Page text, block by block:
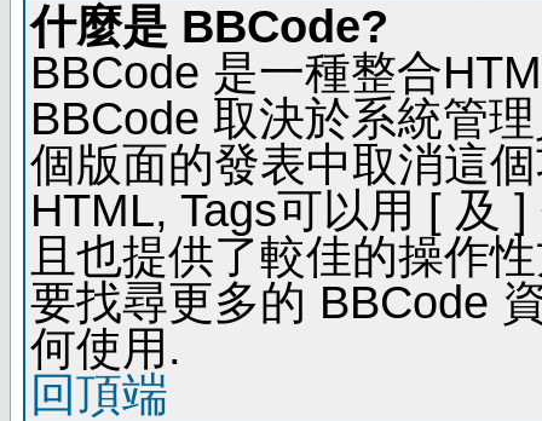
什麼是 BBCode?
BBCode 是一種整合
BBCode 取決於系統管
個版面的發表中取消這
HTML, Tags可以用 [ 及
且也提供了較佳的操作
要找尋更多的 BBCode
何使用.
回頂端